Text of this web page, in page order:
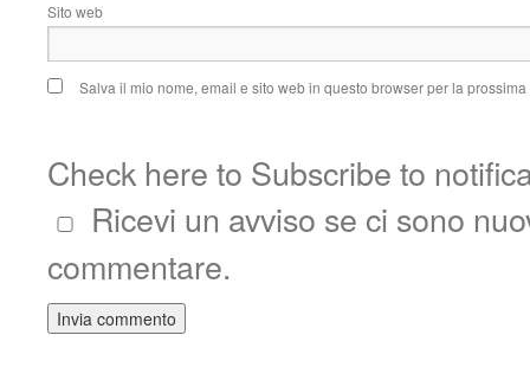
Sito web
Salva il mio nome, email e sito web in questo browser per la
Check here to Subscribe to
Ricevi un avviso se ci sono
commentare.